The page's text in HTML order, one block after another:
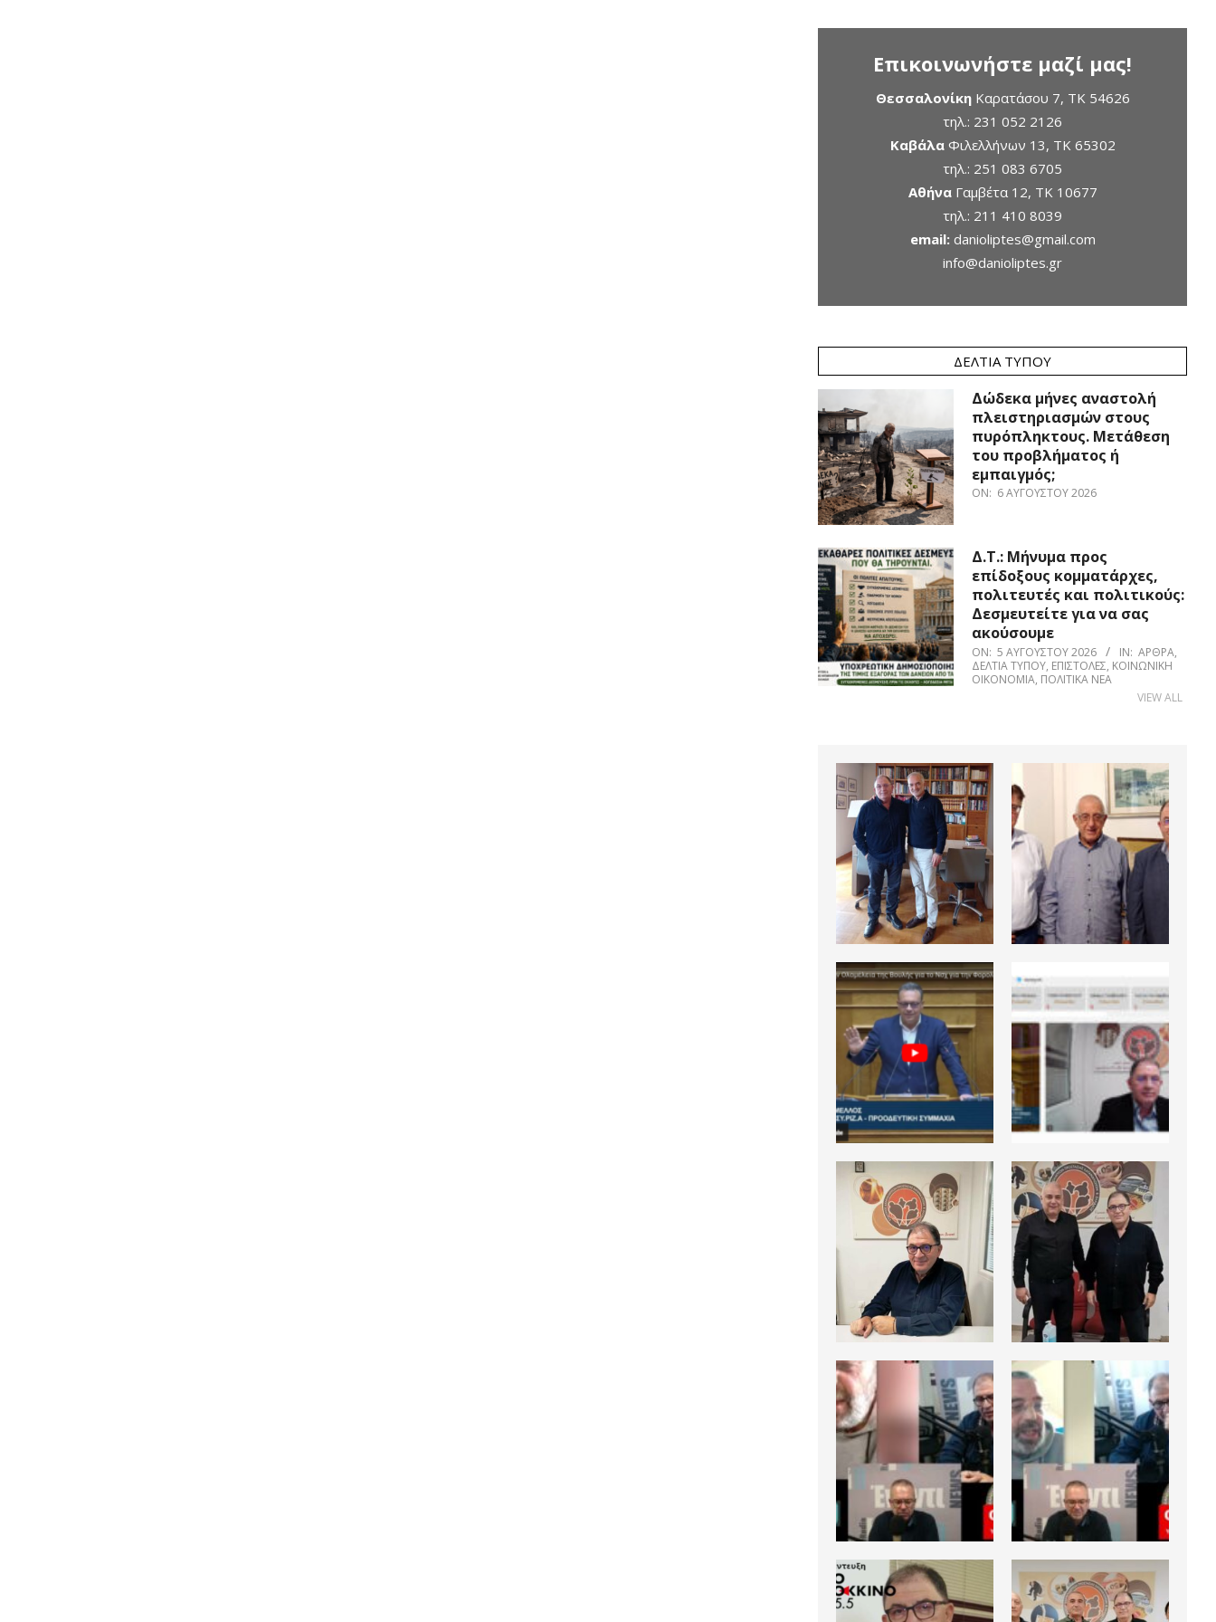
Επικοινωνήστε μαζί μας!
ΘεσσαλονίκηΚαρατάσου 7, TK 54626
τηλ.: 231 052 2126
ΚαβάλαΦιλελλήνων 13, ΤΚ 65302
τηλ.: 251 083 6705
ΑθήναΓαμβέτα 12, ΤΚ 10677
τηλ.: 211 410 8039
email: danioliptes@gmail.com
info@danioliptes.gr
ΔΕΛΤΊΑ ΤΎΠΟΥ
Δώδεκα μήνες αναστολή
πλειστηριασμών στους
πυρόπληκτους. Μετάθεση
του προβλήματος ή
εμπαιγμός;
ON: 6 ΑΥΓΟΎΣΤΟΥ 2026
Δ.Τ.: Μήνυμα προς
επίδοξους κομματάρχες,
πολιτευτές και πολιτικούς:
Δεσμευτείτε για να σας
ακούσουμε
ON: 5 ΑΥΓΟΎΣΤΟΥ 2026 IN: ΆΡΘΡΑ,
ΔΕΛΤΊΑ ΤΎΠΟΥ, ΕΠΙΣΤΟΛΈΣ, ΚΟΙΝΩΝΙΚΉ
ΟΙΚΟΝΟΜΊΑ, ΠΟΛΙΤΙΚΆ ΝΈΑ
VIEW ALL